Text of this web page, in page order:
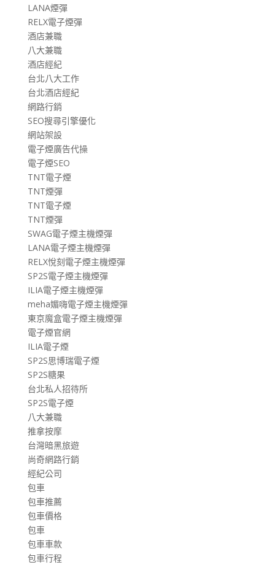
LANA煙彈
RELX電子煙彈
酒店兼職
八大兼職
酒店經紀
台北八大工作
台北酒店經紀
網路行銷
SEO搜尋引擎優化
網站架設
電子煙廣告代操
電子煙SEO
TNT電子煙
TNT煙彈
TNT電子煙
TNT煙彈
SWAG電子煙主機煙彈
LANA電子煙主機煙彈
RELX悅刻電子煙主機煙彈
SP2S電子煙主機煙彈
ILIA電子煙主機煙彈
meha媚嗨電子煙主機煙彈
東京魔盒電子煙主機煙彈
電子煙官網
ILIA電子煙
SP2S思博瑞電子煙
SP2S糖果
台北私人招待所
SP2S電子煙
八大兼職
推拿按摩
台灣暗黑旅遊
尚奇網路行銷
經紀公司
包車
包車推薦
包車價格
包車
包車車款
包車行程